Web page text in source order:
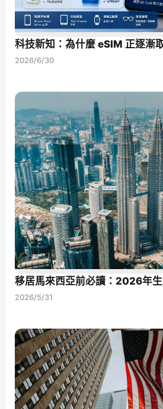
科技新知：為什麼 eSIM 正逐漸
2026/6/30
移居馬來西亞前必讀：2026年
2026/5/31